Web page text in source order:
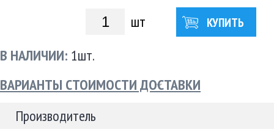
шт КУПИТЬ
В НАЛИЧИИ: 1шт.
ВАРИАНТЫ СТОИМОСТИ ДОСТАВКИ
Производитель